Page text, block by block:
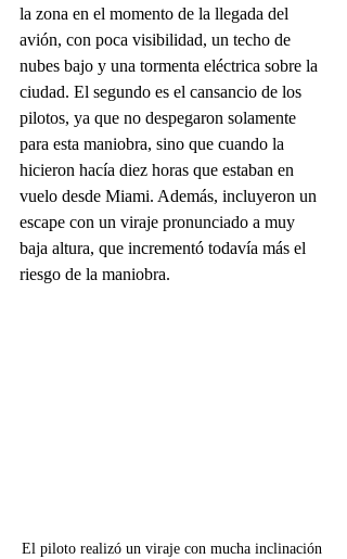
la zona en el momento de la llegada del
avión, con poca visibilidad, un techo de
nubes bajo y una tormenta eléctrica sobre la
ciudad. El segundo es el cansancio de los
pilotos, ya que no despegaron solamente
para esta maniobra, sino que cuando la
hicieron hacía diez horas que estaban en
vuelo desde Miami. Además, incluyeron un
escape con un viraje pronunciado a muy
baja altura, que incrementó todavía más el
riesgo de la maniobra.
El piloto realizó un viraje con mucha inclinación